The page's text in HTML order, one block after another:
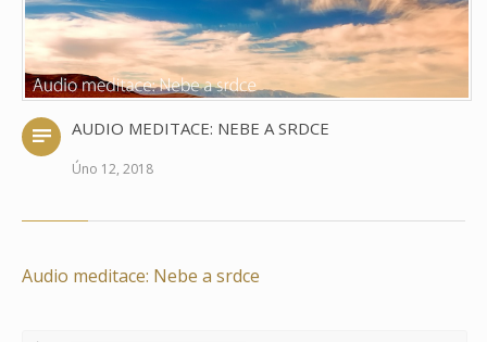
AUDIO MEDITACE: NEBE A SRDCE
Úno 12, 2018
Audio meditace: Nebe a srdce